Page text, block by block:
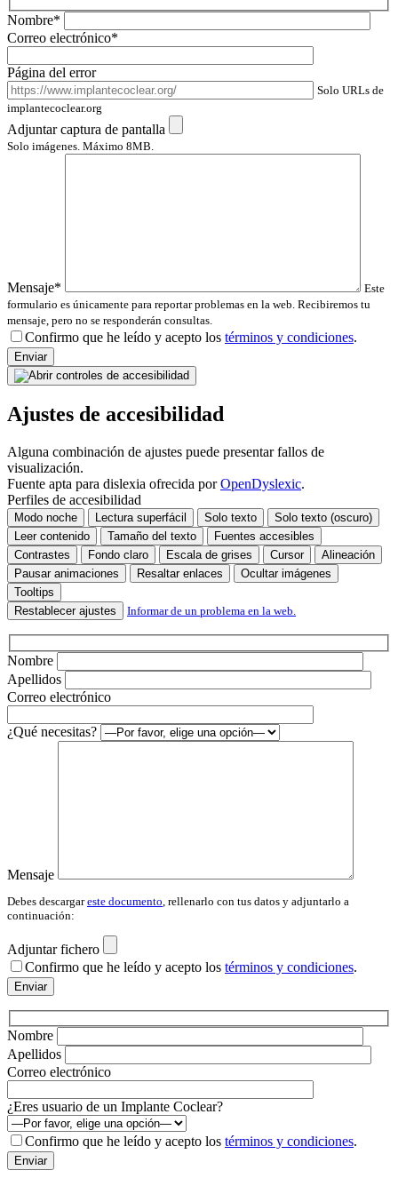
Nombre*
Correo electrónico*
Página del error
Solo URLs de
implantecoclear.org
Adjuntar captura de pantalla
Solo imágenes. Máximo 8MB.
Mensaje*
Este
formulario es únicamente para reportar problemas en la web. Recibiremos tu
mensaje, pero no se responderán consultas.
Confirmo que he leído y acepto los términos y condiciones.
Por
favor,
deja
campo
Ajustes de accesibilidad
Alguna combinación de ajustes puede presentar fallos de
visualización.
Fuente apta para dislexia ofrecida porOpenDyslexic.
Perfiles de accesibilidad
Modo noche Lectura superfácil Solo texto
Solo texto (oscuro)
Leer contenido
Tamaño del texto
Fuentes accesibles
Contrastes
Fondo claro Escala de grises Cursor
Alineación
Pausar animaciones
Resaltar enlaces
Ocultar imágenes
Tooltips
Restablecer ajustes
Informar de un problema en la web.
Nombre
Apellidos
Correo electrónico
¿Qué necesitas?
Mensaje
Debes descargareste documento, rellenarlo con tus datos y adjuntarlo a
continuación:
Adjuntar fichero
Confirmo que he leído y acepto los términos y condiciones.
Por
favor,
deja
este
campo
vacío.
Nombre
Apellidos
Correo electrónico
¿Eres usuario de un Implante Coclear?
Confirmo que he leído y acepto los términos y condiciones.
Por
favor,